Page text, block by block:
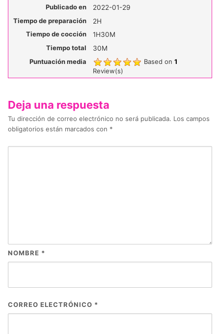
Publicado en
2022-01-29
Tiempo de preparación
2H
Tiempo de cocción
1H30M
Tiempo total
30M
Puntuación media
Based on1
Review(s)
Deja una respuesta
Tu dirección de correo electrónico no será publicada. Los campos
obligatorios están marcados con *
NOMBRE *
CORREO ELECTRÓNICO *